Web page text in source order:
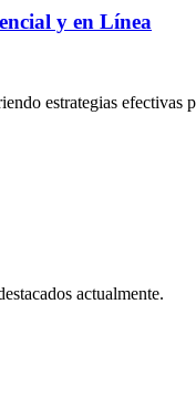
y en Línea
estrategias efectivas
actualmente.